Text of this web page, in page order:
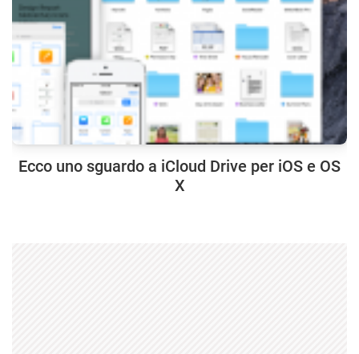
Ecco uno sguardo a iCloud Drive per iOS e OS
X